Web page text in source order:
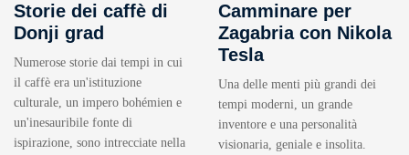
Storie dei caffè di
Donji grad
Numerose storie dai tempi in cui
il caffè era un'istituzione
culturale, un impero bohémien e
un'inesauribile fonte di
ispirazione, sono intrecciate nella
Camminare per
Zagabria con Nikola
Tesla
Una delle menti più grandi dei
tempi moderni, un grande
inventore e una personalità
visionaria, geniale e insolita.